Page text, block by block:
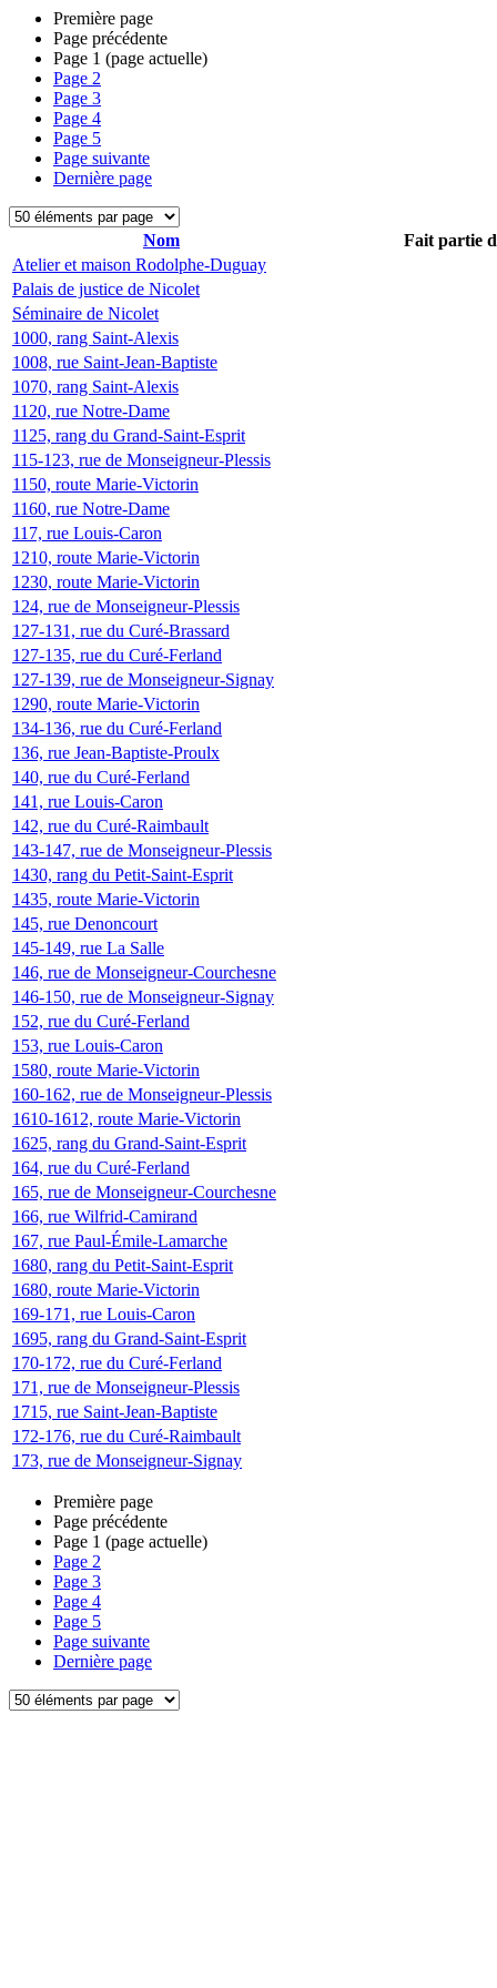
Première page
Page précédente
Page 1 (page actuelle)
Page 2
Page 3
Page 4
Page 5
Page suivante
Dernière page
Nom
Fait partie
Atelier et maison Rodolphe-Duguay
Palais de justice de Nicolet
Séminaire de Nicolet
1000, rang Saint-Alexis
1008, rue Saint-Jean-Baptiste
1070, rang Saint-Alexis
1120, rue Notre-Dame
1125, rang du Grand-Saint-Esprit
115-123, rue de Monseigneur-Plessis
1150, route Marie-Victorin
1160, rue Notre-Dame
117, rue Louis-Caron
1210, route Marie-Victorin
1230, route Marie-Victorin
124, rue de Monseigneur-Plessis
127-131, rue du Curé-Brassard
127-135, rue du Curé-Ferland
127-139, rue de Monseigneur-Signay
1290, route Marie-Victorin
134-136, rue du Curé-Ferland
136, rue Jean-Baptiste-Proulx
140, rue du Curé-Ferland
141, rue Louis-Caron
142, rue du Curé-Raimbault
143-147, rue de Monseigneur-Plessis
1430, rang du Petit-Saint-Esprit
1435, route Marie-Victorin
145, rue Denoncourt
145-149, rue La Salle
146, rue de Monseigneur-Courchesne
146-150, rue de Monseigneur-Signay
152, rue du Curé-Ferland
153, rue Louis-Caron
1580, route Marie-Victorin
160-162, rue de Monseigneur-Plessis
1610-1612, route Marie-Victorin
1625, rang du Grand-Saint-Esprit
164, rue du Curé-Ferland
165, rue de Monseigneur-Courchesne
166, rue Wilfrid-Camirand
167, rue Paul-Émile-Lamarche
1680, rang du Petit-Saint-Esprit
1680, route Marie-Victorin
169-171, rue Louis-Caron
1695, rang du Grand-Saint-Esprit
170-172, rue du Curé-Ferland
171, rue de Monseigneur-Plessis
1715, rue Saint-Jean-Baptiste
172-176, rue du Curé-Raimbault
173, rue de Monseigneur-Signay
Première page
Page précédente
Page 1 (page actuelle)
Page 2
Page 3
Page 4
Page 5
Page suivante
Dernière page